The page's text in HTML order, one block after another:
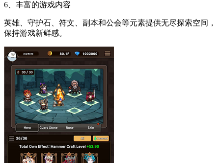
6、丰富的游戏内容
英雄、守护石、符文、副本和公会等元素提供无尽探索空间，
保持游戏新鲜感。